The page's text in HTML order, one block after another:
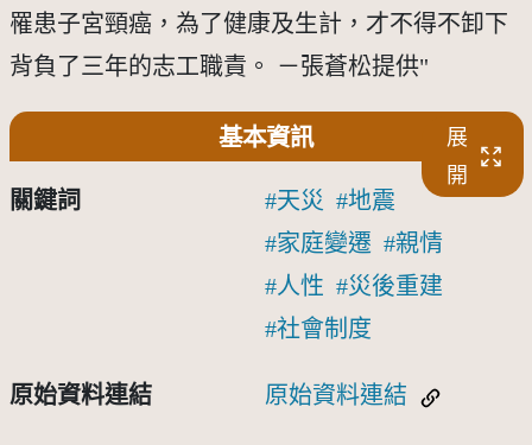
罹患子宮頸癌，為了健康及生計，才不得不卸下
背負了三年的志工職責。 －張蒼松提供"
基本資訊
展
開
關鍵詞 天災
地震
家庭變遷
親情
人性
災後重建
社會制度
原始資料連結 原始資料連結